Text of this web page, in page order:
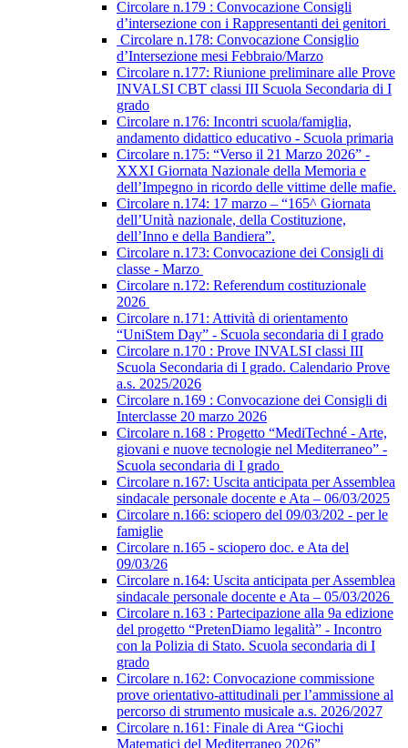
Circolare n.179 : Convocazione Consigli
d’intersezione con i Rappresentanti dei genitori
Circolare n.178: Convocazione Consiglio
d’Intersezione mesi Febbraio/Marzo
Circolare n.177: Riunione preliminare alle Prove
INVALSI CBT classi III Scuola Secondaria di I
grado
Circolare n.176: Incontri scuola/famiglia,
andamento didattico educativo - Scuola primaria
Circolare n.175: “Verso il 21 Marzo 2026” -
XXXI Giornata Nazionale della Memoria e
dell’Impegno in ricordo delle vittime delle mafie.
Circolare n.174: 17 marzo – “165^ Giornata
dell’Unità nazionale, della Costituzione,
dell’Inno e della Bandiera”.
Circolare n.173: Convocazione dei Consigli di
classe - Marzo
Circolare n.172: Referendum costituzionale
2026
Circolare n.171: Attività di orientamento
“UniStem Day” - Scuola secondaria di I grado
Circolare n.170 : Prove INVALSI classi III
Scuola Secondaria di I grado. Calendario Prove
a.s. 2025/2026
Circolare n.169 : Convocazione dei Consigli di
Interclasse 20 marzo 2026
Circolare n.168 : Progetto “MediTechné - Arte,
giovani e nuove tecnologie nel Mediterraneo” -
Scuola secondaria di I grado
Circolare n.167: Uscita anticipata per Assemblea
sindacale personale docente e Ata – 06/03/2025
Circolare n.166: sciopero del 09/03/202 - per le
famiglie
Circolare n.165 - sciopero doc. e Ata del
09/03/26
Circolare n.164: Uscita anticipata per Assemblea
sindacale personale docente e Ata – 05/03/2026
Circolare n.163 : Partecipazione alla 9a edizione
del progetto “PretenDiamo legalità” - Incontro
con la Polizia di Stato. Scuola secondaria di I
grado
Circolare n.162: Convocazione commissione
prove orientativo-attitudinali per l’ammissione al
percorso di strumento musicale a.s. 2026/2027
Circolare n.161: Finale di Area “Giochi
Matematici del Mediterraneo 2026”